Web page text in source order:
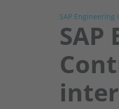
SAP Engineering
SAP